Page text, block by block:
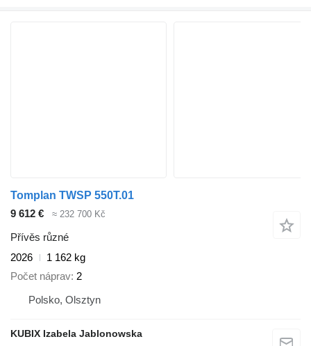
Tomplan TWSP 550T.01
9 612 €
≈ 232 700 Kč
Přívěs různé
2026
1 162 kg
Počet náprav 2
Polsko, Olsztyn
KUBIX Izabela Jablonowska